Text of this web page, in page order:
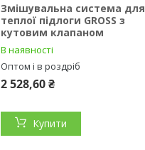
Змішувальна система для
теплої підлоги GROSS з
кутовим клапаном
В наявності
Оптом і в роздріб
2 528,60 ₴
Купити